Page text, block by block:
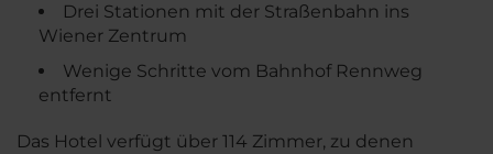
Drei Stationen mit der Straßenbahn ins
Wiener Zentrum
Wenige Schritte vom Bahnhof Rennweg
entfernt
Das Hotel verfügt über 114 Zimmer, zu denen